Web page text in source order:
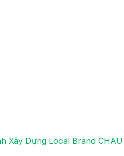
Xây Dựng Local Brand